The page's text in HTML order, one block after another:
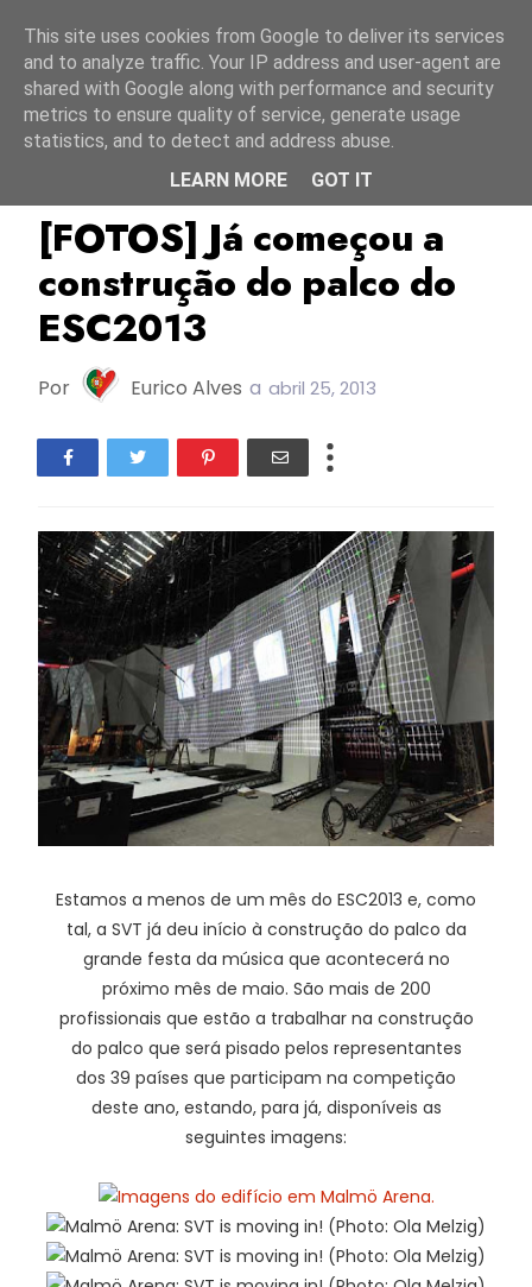
Suécia
[FOTOS] Já começou a
construção do palco do
ESC2013
Por Eurico Alves a abril 25, 2013
Estamos a menos de um mês do ESC2013 e, como
tal, a SVT já deu início à construção do palco da
grande festa da música que acontecerá no
próximo mês de maio. São mais de 200
profissionais que estão a trabalhar na construção
do palco que será pisado pelos representantes
dos 39 países que participam na competição
deste ano, estando, para já, disponíveis as
seguintes imagens:
This site uses cookies from Google to deliver its services
and to analyze traffic. Your IP address and user-agent are
shared with Google along with performance and security
metrics to ensure quality of service, generate usage
statistics, and to detect and address abuse.
LEARN MORE
GOT IT